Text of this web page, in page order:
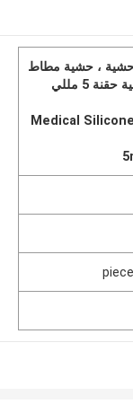
حشية ، حشية مطاط
5 مللي
Medical